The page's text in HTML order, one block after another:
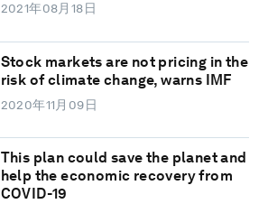
2021年08月18日
Stock markets are not pricing in the
risk of climate change, warns IMF
2020年11月09日
This plan could save the planet and
help the economic recovery from
COVID-19